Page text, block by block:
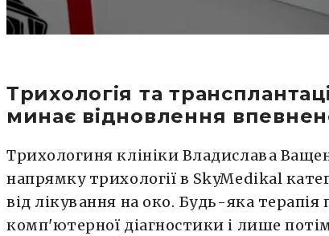
Трихологія та
минає відновлення
Трихологиня клініки Владислава
напрямку трихології в SkyMedikal
від лікування на око. Будь-яка терапія
комп'ютерної діагностики і лише